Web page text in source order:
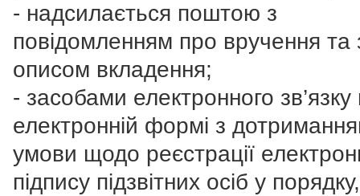
- надсилається поштою з
повідомленням про вручення та
описом вкладення;
- засобами електронного зв’язку
електронній формі з
умови щодо реєстрації
підпису підзвітних осіб у порядку,